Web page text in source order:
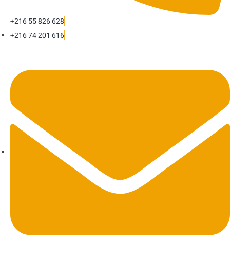
+216 55 826 628
+216 74 201 616